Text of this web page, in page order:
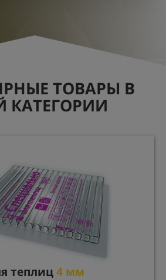
ТОВАРЫ В
КАТЕГОРИИ
теплиц4 мм